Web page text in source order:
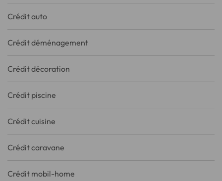
Crédit auto
Crédit déménagement
Crédit décoration
Crédit piscine
Crédit cuisine
Crédit caravane
Crédit mobil-home